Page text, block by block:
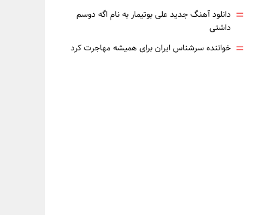
= دانلود آهنگ جدید علی بوتیمار به نام اگه دوسم
داشتی
= خواننده سرشناس ایران برای همیشه مهاجرت کرد